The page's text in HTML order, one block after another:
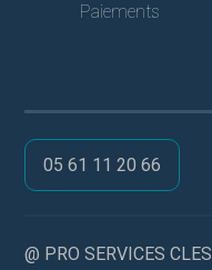
Paiements
05 61 11 20 66
@ PRO SERVICES CLES